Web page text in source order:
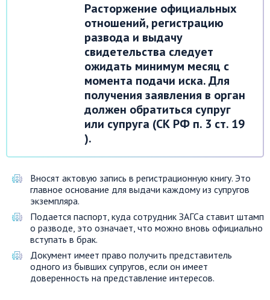
Расторжение официальных
отношений, регистрацию
развода и выдачу
свидетельства следует
ожидать минимум месяц с
момента подачи иска. Для
получения заявления в орган
должен обратиться супруг
или супруга (СК РФ п. 3 ст. 19
).
Вносят актовую запись в регистрационную книгу. Это
главное основание для выдачи каждому из супругов
экземпляра.
Подается паспорт, куда сотрудник ЗАГСа ставит штамп
о разводе, это означает, что можно вновь официально
вступать в брак.
Документ имеет право получить представитель
одного из бывших супругов, если он имеет
доверенность на представление интересов.